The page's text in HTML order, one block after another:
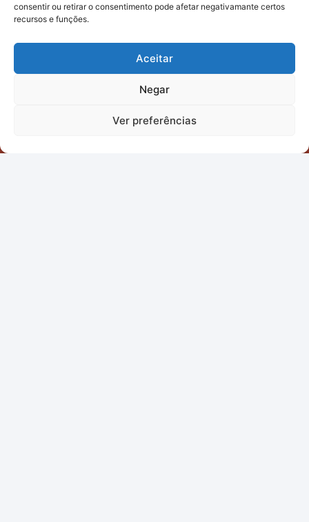
consentir ou retirar o consentimento pode afetar negativamante certos
recursos e funções.
Aceitar
Negar
Ver preferências
Prepare-se para viver um parto
com confiança e amor.
Conecte-se comigo!